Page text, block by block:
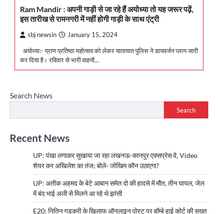
Ram Mandir : अपनी गाड़ी से जा रहे हैं अयोध्या तो यह जरूर पढ़ें,
इस तारीख से रामनगरी में नहीं होगी गाड़ी के साथ एंट्री
sbj newsin January 15, 2024
अयोध्या:- प्राण प्रतिष्ठा महोत्सव को लेकर यातायात पुलिस ने डायवर्जन प्लान जारी
कर दिया है। रविवार से भारी वाहनाें…
Search News
Search
Recent News
UP: पंखा लगाकर सुखाया जा रहा लखनऊ-कानपुर एक्सप्रेस वे, Video
शेयर कर अखिलेश का तंज; बोले- जोखिम कौन उठाएगा?
UP: अतीक अहमद के बेटे आबान समेत दो की हादसे में मौत, तीन घायल, जेल
में बंद भाई अली से मिलने आ रहे थे झांसी
E20: नितिन गडकरी के खिलाफ ऑनलाइन पोस्ट पर बॉम्बे हाई कोर्ट की सख्त